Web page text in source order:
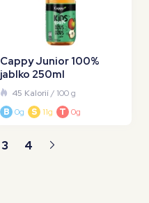
Cappy Junior 100%
jablko 250ml
45 Kalorií/ 100 g
B 0g S 11g T 0g
3 4